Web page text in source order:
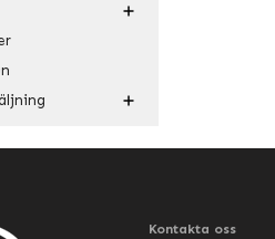
Kontakta oss